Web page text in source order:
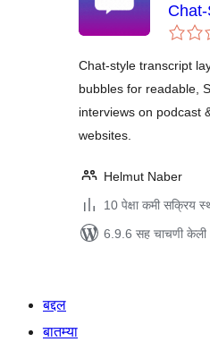
Chat-style transcript
bubbles for readable,
interviews on podcast
websites.
Helmut Naber
10 पेक्षा कमी सक्रिय
6.9.6 सह चाचणी केली
बद्दल
बातम्या